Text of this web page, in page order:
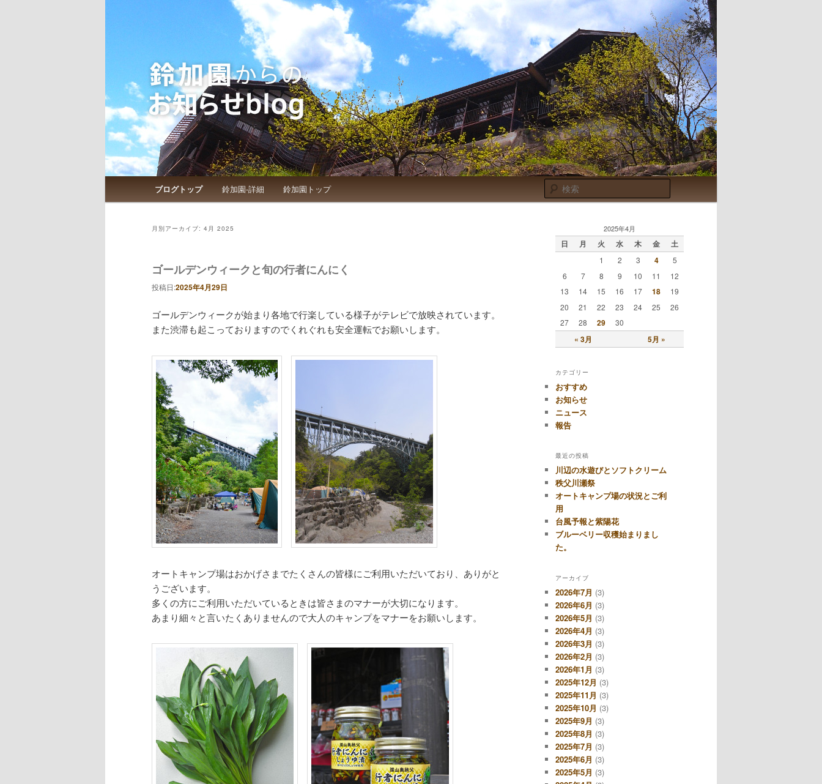
鈴加園からのお知らせブログ
鈴加園からのお知らせです
索
メインメニュー
メインコンテンツへ移動
サブコンテンツへ移動
ブログトップ 鈴加園-詳細 鈴加園トップ
月別アーカイブ: 4月 2025
ゴールデンウィークと旬の行者にんにく
投稿日:2025年4月29日
ゴールデンウィークが始まり各地で行楽している様子がテレビで放映されています。
また渋滞も起こっておりますのでくれぐれも安全運転でお願いします。
オートキャンプ場はおかげさまでたくさんの皆様にご利用いただいており、ありがと
うございます。
多くの方にご利用いただいているときは皆さまのマナーが大切になります。
あまり細々と言いたくありませんので大人のキャンプをマナーをお願いします。
2025年4月
日 月 火 水 木 金 土
« 3月 5月 »
1 2 3 4
5
6
7 8 9 10 11
12
13
14 15 16 17 18
19
20
21 22 23 24 25
26
27
28 29 30
カテゴリー
おすすめ
お知らせ
ニュース
報告
最近の投稿
川辺の水遊びとソフトクリーム
秩父川瀬祭
オートキャンプ場の状況とご利
用
台風予報と紫陽花
ブルーベリー収穫始まりまし
た。
アーカイブ
2026年7月 (3)
2026年6月 (3)
2026年5月 (3)
2026年4月 (3)
2026年3月 (3)
2026年2月 (3)
2026年1月 (3)
2025年12月 (3)
2025年11月 (3)
2025年10月 (3)
2025年9月 (3)
2025年8月 (3)
2025年7月 (3)
2025年6月 (3)
2025年5月 (3)